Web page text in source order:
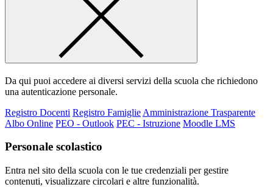
Da qui puoi accedere ai diversi servizi della scuola che richiedono
una autenticazione personale.
Registro Docenti Registro Famiglie Amministrazione Trasparente
Albo Online PEO - Outlook PEC - Istruzione Moodle LMS
Personale scolastico
Entra nel sito della scuola con le tue credenziali per gestire
contenuti, visualizzare circolari e altre funzionalità.